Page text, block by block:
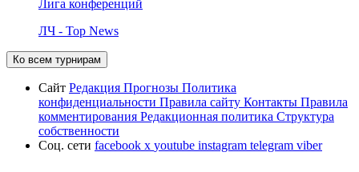
Лига конференций
ЛЧ - Top News
Ко всем турнирам
Сайт Редакция Прогнозы Политика
конфиденциальности Правила сайту Контакты Правила
комментирования Редакционная политика Структура
собственности
Соц. сети facebook x youtube instagram telegram viber